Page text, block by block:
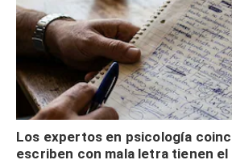
Los expertos en psicología
escriben con mala letra tienen